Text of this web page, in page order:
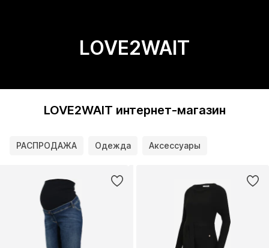
LOVE2WAIT
LOVE2WAIT интернет-магазин
РАСПРОДАЖА Одежда Аксессуары